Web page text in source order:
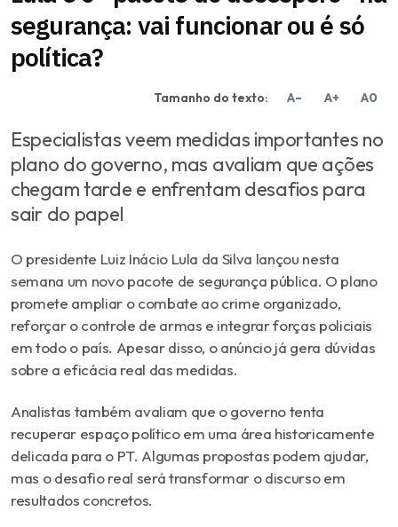
segurança: vai funcionar ou é só
política?
Tamanho do texto: A– A+ A0
Especialistas veem medidas importantes no
plano do governo, mas avaliam que ações
chegam tarde e enfrentam desafios para
sair do papel
O presidente Luiz Inácio Lula da Silva lançou nesta
semana um novo pacote de segurança pública. O plano
promete ampliar o combate ao crime organizado,
reforçar o controle de armas e integrar forças policiais
em todo o país. Apesar disso, o anúncio já gera dúvidas
sobre a eficácia real das medidas.
Analistas também avaliam que o governo tenta
recuperar espaço político em uma área historicamente
delicada para o PT. Algumas propostas podem ajudar,
mas o desafio real será transformar o discurso em
resultados concretos.